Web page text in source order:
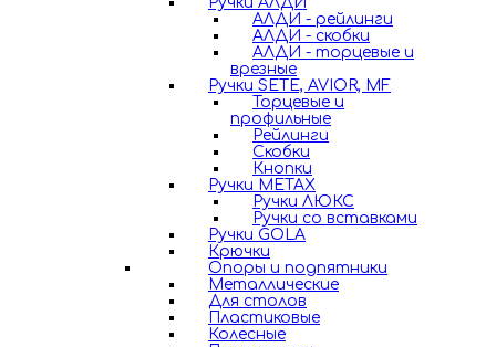
АЛДИ - рейлинги
АЛДИ - скобки
АЛДИ - торцевые и
врезные
Ручки SETE, AVIOR, MF
Торцевые и
профильные
Рейлинги
Скобки
Кнопки
Ручки METAX
Ручки ЛЮКС
Ручки со вставками
Ручки GOLA
Крючки
Опоры и подпятники
Металлические
Для столов
Пластиковые
Колесные